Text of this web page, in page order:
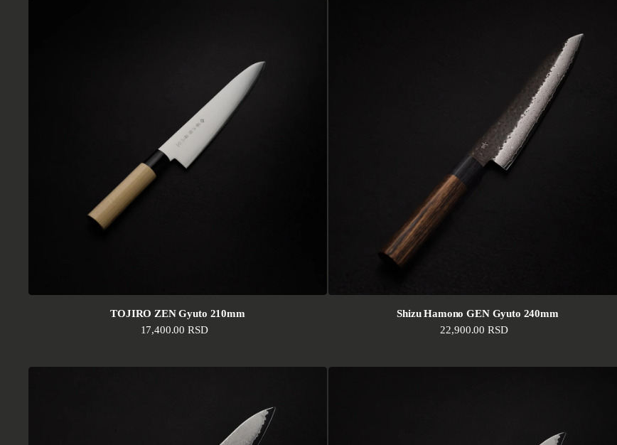
TOJIRO ZEN Gyuto 210mm
Standardna cena
17,400.00 RSD
Shizu Hamono GEN Gyuto 240mm
Standardna cena
22,900.00 RSD